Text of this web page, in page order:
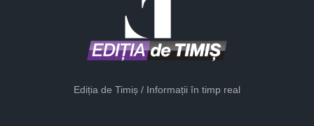
Ediția de Timiș / Informații în timp real